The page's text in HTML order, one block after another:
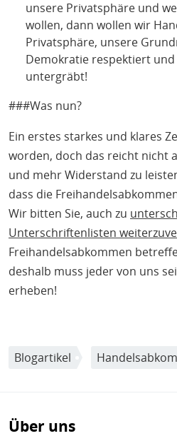
unsere Privatsphäre und
wollen, dann wollen wir
Privatsphäre, unsere
Demokratie respektiert
untergräbt!
###Was nun?
Ein erstes starkes und klares
worden, doch das reicht nicht
und mehr Widerstand zu
dass die
Wir bitten Sie, auch zu
Unterschriftenlisten
Freihandelsabkommen
deshalb muss jeder von uns
erheben!
Blogartikel
Über uns